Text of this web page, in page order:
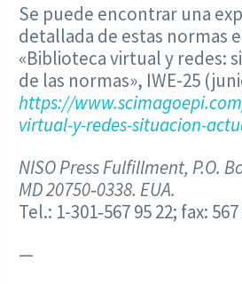
Se puede encontrar una
detallada de estas normas
«Biblioteca virtual y redes:
de las normas», IWE-25
https://
virtual-y-redes-situacion-
NISO Press Fulfillment, P.O.
MD 20750‑0338. EUA.
Tel.: 1-301‑567 95 22; fax: 567
—